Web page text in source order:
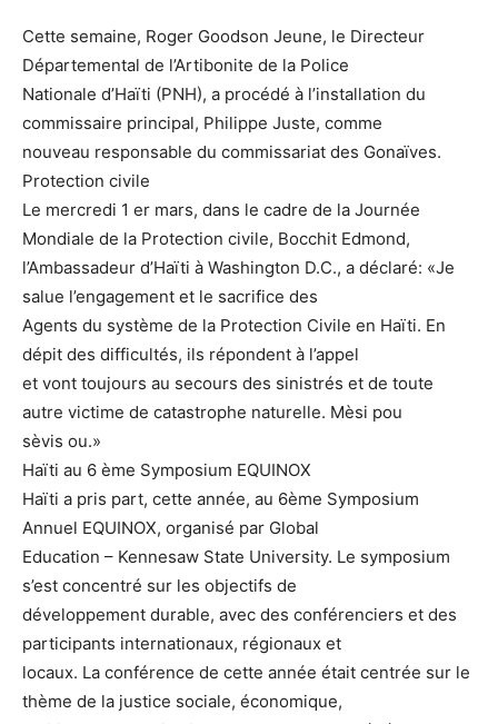
Cette semaine, Roger Goodson Jeune, le Directeur
Départemental de l’Artibonite de la Police
Nationale d’Haïti (PNH), a procédé à l’installation du
commissaire principal, Philippe Juste, comme
nouveau responsable du commissariat des Gonaïves.
Protection civile
Le mercredi 1 er mars, dans le cadre de la Journée
Mondiale de la Protection civile, Bocchit Edmond,
l’Ambassadeur d’Haïti à Washington D.C., a déclaré: «Je
salue l’engagement et le sacrifice des
Agents du système de la Protection Civile en Haïti. En
dépit des difficultés, ils répondent à l’appel
et vont toujours au secours des sinistrés et de toute
autre victime de catastrophe naturelle. Mèsi pou
sèvis ou.»
Haïti au 6 ème Symposium EQUINOX
Haïti a pris part, cette année, au 6ème Symposium
Annuel EQUINOX, organisé par Global
Education – Kennesaw State University. Le symposium
s’est concentré sur les objectifs de
développement durable, avec des conférenciers et des
participants internationaux, régionaux et
locaux. La conférence de cette année était centrée sur le
thème de la justice sociale, économique,